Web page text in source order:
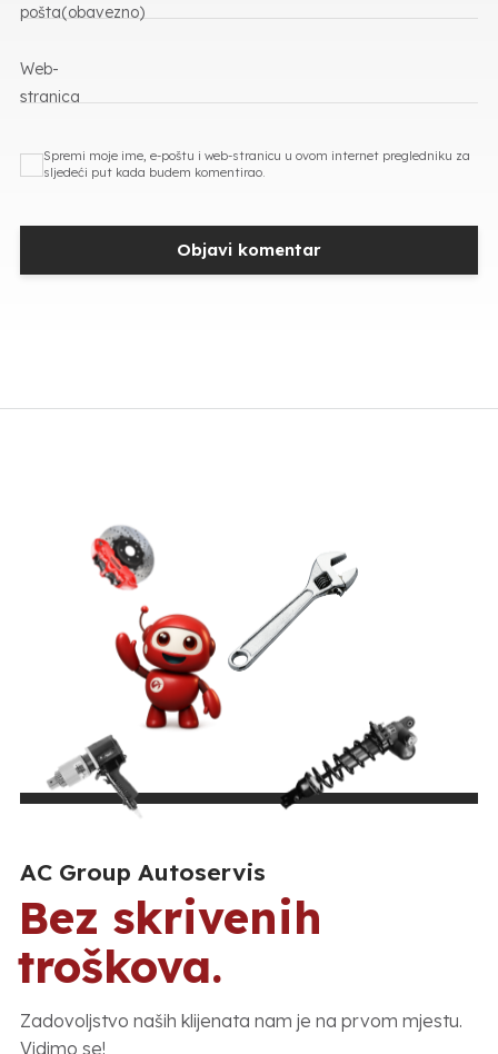
pošta(obavezno)
Web-
stranica
Spremi moje ime, e-poštu i web-stranicu u ovom internet pregledniku za
sljedeći put kada budem komentirao.
AC Group Autoservis
Bez skrivenih
troškova.
Zadovoljstvo naših klijenata nam je na prvom mjestu.
Vidimo se!